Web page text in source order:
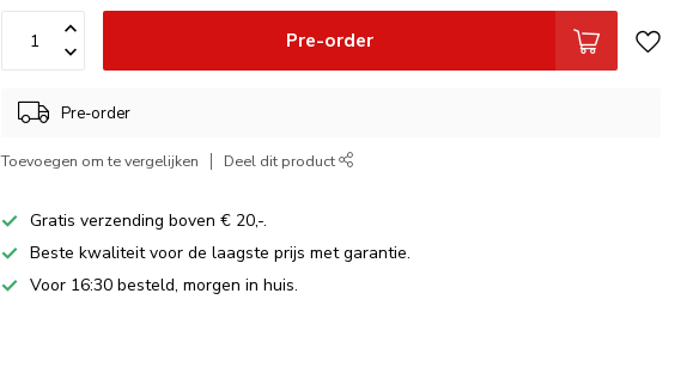
Pre-order
Pre-order
Toevoegen om te vergelijken Deel dit product
Gratis verzending boven € 20,-.
Beste kwaliteit voor de laagste prijs met garantie.
Voor 16:30 besteld, morgen in huis.